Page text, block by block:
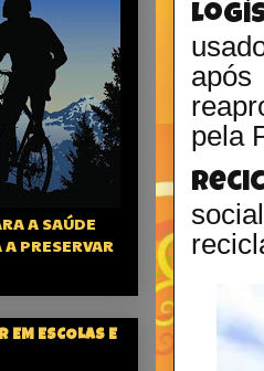
pela
A SAÚDE
A PRESERVAR
EM ESCOLAS E